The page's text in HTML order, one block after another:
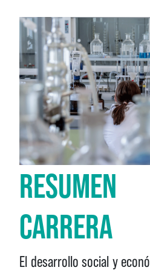
CARRERA
El desarrollo social y